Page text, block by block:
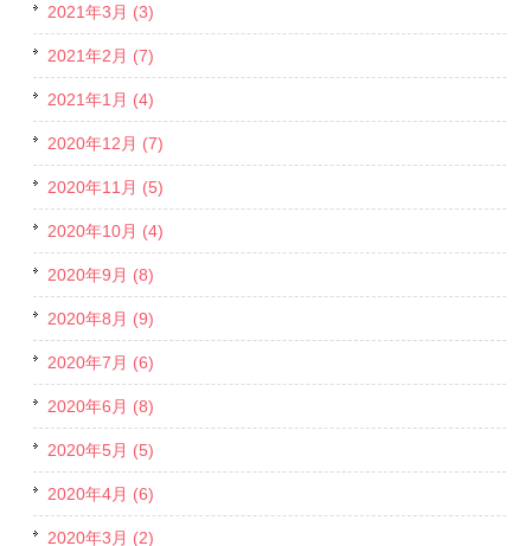
2021年3月 (3)
2021年2月 (7)
2021年1月 (4)
2020年12月 (7)
2020年11月 (5)
2020年10月 (4)
2020年9月 (8)
2020年8月 (9)
2020年7月 (6)
2020年6月 (8)
2020年5月 (5)
2020年4月 (6)
2020年3月 (2)